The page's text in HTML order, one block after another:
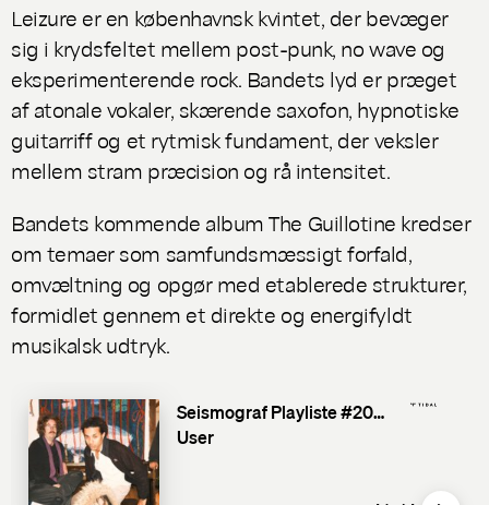
Leizure er en københavnsk kvintet, der bevæger
sig i krydsfeltet mellem post-punk, no wave og
eksperimenterende rock. Bandets lyd er præget
af atonale vokaler, skærende saxofon, hypnotiske
guitarriff og et rytmisk fundament, der veksler
mellem stram præcision og rå intensitet.
Bandets kommende albumThe Guillotine kredser
om temaer som samfundsmæssigt forfald,
omvæltning og opgør med etablerede strukturer,
formidlet gennem et direkte og energifyldt
musikalsk udtryk.